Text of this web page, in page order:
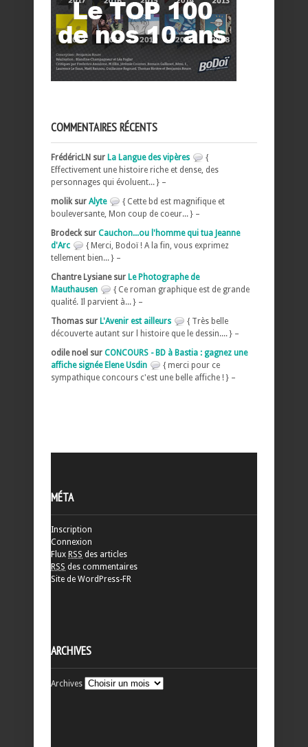
COMMENTAIRES RÉCENTS
FrédéricLN sur La Langue des vipères
{
Effectivement une histoire riche et dense, des
personnages qui évoluent... } –
molik sur Alyte
{ Cette bd est magnifique et
bouleversante, Mon coup de coeur... } –
Brodeck sur Cauchon...ou l'homme qui tua Jeanne
d'Arc
{ Merci, Bodoï ! A la fin, vous exprimez
tellement bien... } –
Chantre Lysiane sur Le Photographe de
Mauthausen
{ Ce roman graphique est de grande
qualité. Il parvient à... } –
Thomas sur L'Avenir est ailleurs
{ Très belle
découverte autant sur l histoire que le dessin.... } –
odile noel sur CONCOURS - BD à Bastia : gagnez une
affiche signée Elene Usdin
{ merci pour ce
sympathique concours c'est une belle affiche ! } –
MÉTA
Inscription
Connexion
Flux RSS des articles
RSS des commentaires
Site de WordPress-FR
ARCHIVES
Archives